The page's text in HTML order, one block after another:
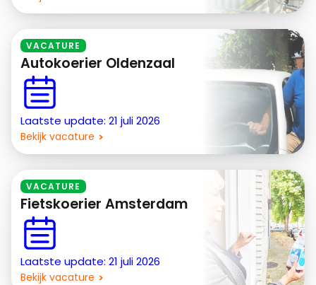
VACATURE
Autokoerier Oldenzaal
Laatste update: 21 juli 2026
Bekijk vacature
VACATURE
Fietskoerier Amsterdam
Laatste update: 21 juli 2026
Bekijk vacature